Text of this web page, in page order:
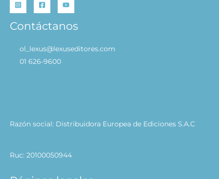
Contáctanos
ol_lexus@lexuseditores.com
01 626-9600
Razón social: Distribuidora Europea de Ediciones S.A.C
Ruc: 20100050944